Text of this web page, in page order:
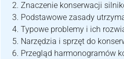
Znaczenie konserwacji
Podstawowe zasady
Typowe problemy i ich
Narzędzia i sprzęt do
Przegląd harmonogramów